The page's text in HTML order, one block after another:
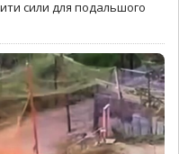
сили для подальшого